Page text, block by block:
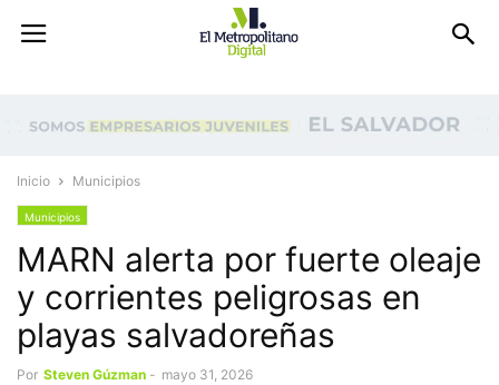
Inicio Municipios
Municipios
MARN alerta por fuerte oleaje
y corrientes peligrosas en
playas salvadoreñas
Por Steven Gúzman - mayo 31, 2026